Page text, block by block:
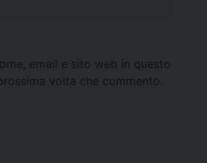
email e sito web in questo
volta che commento.